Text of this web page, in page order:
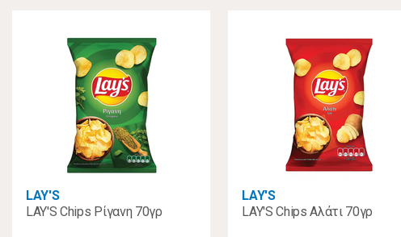
LAY'S
LAY'S Chips Ρίγανη 70γρ
LAY'S
LAY'S Chips Αλάτι 70γρ